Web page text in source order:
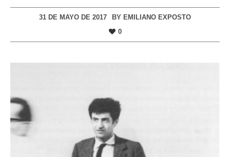
31 DE MAYO DE 2017 BY EMILIANO EXPOSTO
0